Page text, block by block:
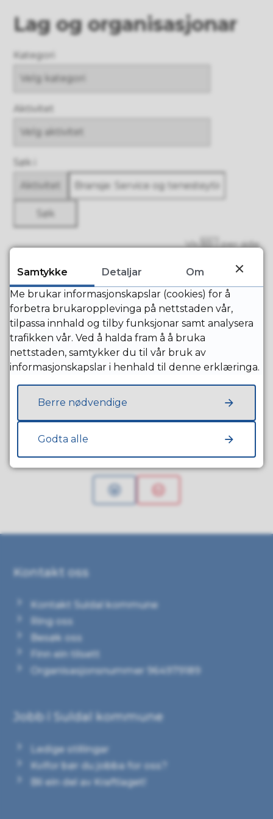
Lag og organisasjonar
Kategori
Aktivitet
Søk i
Vis
per side
Lag og organisasjoner
Namn
Heimeside Postadresse
Øvre Suldal
Samfunnshus
L/L
Ingen
hjemmeside
4244
NESFLATEN
Viser side 1 av 1
Forrige
Fann du det du leita etter?
Ja Nei
Kontakt oss
Kontakt Suldal kommune
Ring oss
Besøk oss
Finn ein tilsett
Organisasjonsnummer 964979189
Jobb i Suldal kommune
Ledige stillingar
Kvifor bør du jobba for oss?
Bli ein del av Kraftlaget!
Samtykke Detaljar
Om
Me brukar informasjonskapslar (cookies) for å
forbetra brukaropplevinga på nettstaden vår,
tilpassa innhald og tilby funksjonar samt analysera
trafikken vår. Ved å halda fram å å bruka
nettstaden, samtykker du til vår bruk av
informasjonskapslar i henhald til denne erklæringa.
Berre nødvendige
Godta alle